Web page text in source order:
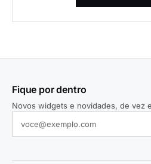
Fique por dentro
Novos widgets e novidades, de vez